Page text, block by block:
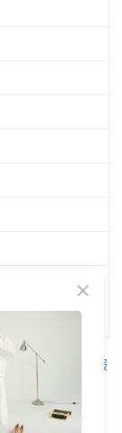
境或個人螢幕
象，顏色以實
客服